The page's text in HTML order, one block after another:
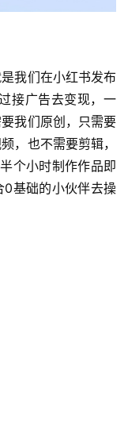
我们在小红书发布
接广告去变现，一
我们原创，只需要
，也不需要剪辑，
个小时制作作品即
0基础的小伙伴去操